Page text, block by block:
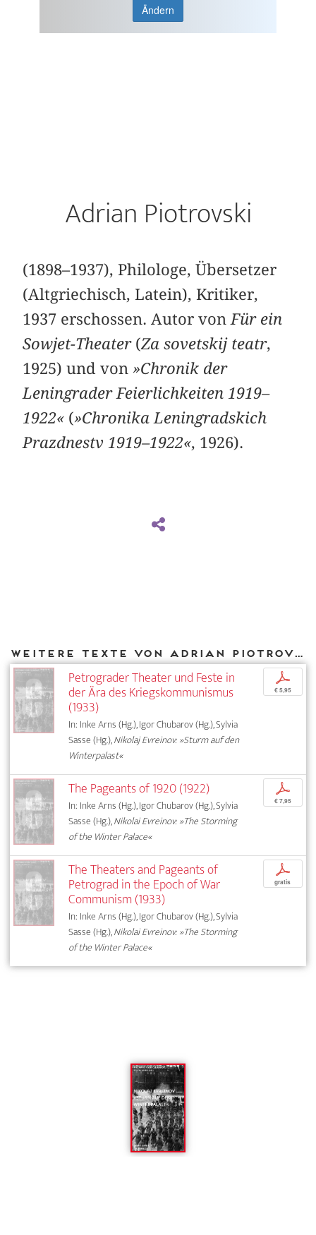
Ändern
Adrian Piotrovski
(1898–1937), Philologe, Übersetzer
(Altgriechisch, Latein), Kritiker,
1937 erschossen. Autor von Für ein
Sowjet-Theater(Za sovetskij teatr,
1925) und von »Chronik der
Leningrader Feierlichkeiten 1919–
1922« (»Chronika Leningradskich
Prazdnestv 1919–1922«, 1926).
Weitere Texte von Adrian Piotrovski bei DIAPHANES
Petrograder Theater und Feste in
der Ära des Kriegskommunismus
(1933)
In: Inke Arns (Hg.), Igor Chubarov (Hg.), Sylvia
Sasse (Hg.),Nikolaj Evreinov: »Sturm auf den
Winterpalast«
p
€ 5,95
The Pageants of 1920 (1922)
In: Inke Arns (Hg.), Igor Chubarov (Hg.), Sylvia
Sasse (Hg.),Nikolai Evreinov: »The Storming
of the Winter Palace«
p
€ 7,95
The Theaters and Pageants of
Petrograd in the Epoch of War
Communism (1933)
In: Inke Arns (Hg.), Igor Chubarov (Hg.), Sylvia
Sasse (Hg.),Nikolai Evreinov: »The Storming
of the Winter Palace«
p
gratis